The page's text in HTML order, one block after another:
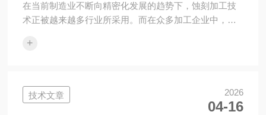
在当前制造业不断向精密化发展的趋势下，蚀刻加工技
术正被越来越多行业所采用。而在众多加工企业中，深
产品质量，逐渐成···
+
技术文章 2026
04-16